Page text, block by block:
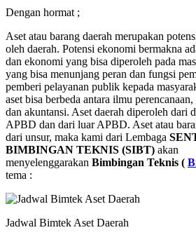
Dengan hormat ;
Aset atau barang daerah merupakan
oleh daerah. Potensi ekonomi bermakna
dan ekonomi yang bisa diperoleh pada
yang bisa menunjang peran dan fungsi
pemberi pelayanan publik kepada
aset bisa berbeda antara ilmu
dan akuntansi. Aset daerah diperoleh dari
APBD dan dari luar APBD. Aset atau
dari unsur, maka kami dari Lembaga
BIMBINGAN TEKNIS (SIBT) akan
menyelenggarakan Bimbingan Teknis (
tema :
Jadwal Bimtek Aset Daerah